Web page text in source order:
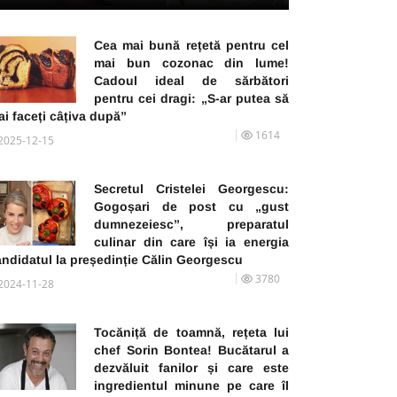
Cea mai bună rețetă pentru cel
mai bun cozonac din lume!
Cadoul ideal de sărbători
pentru cei dragi: „S-ar putea să
faceți câțiva după”
12-15 1614
Secretul Cristelei Georgescu:
Gogoșari de post cu „gust
dumnezeiesc”, preparatul
culinar din care își ia energia
la președinție Călin Georgescu
11-28 3780
Tocăniță de toamnă, rețeta lui
chef Sorin Bontea! Bucătarul a
dezvăluit fanilor și care este
ingredientul minune pe care îl